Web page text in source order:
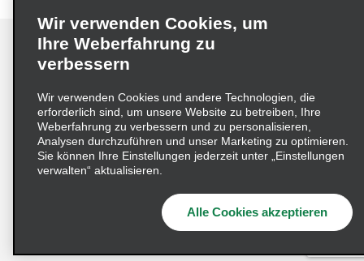
Impressum Nutzungsbedingungen
Datenschutzrichtlinie
Cookie-Richtlinie
Datenschutzoptionen
Lieferkettensorgfaltspflichtengesetz (LkSG) Grundsatzerklärung
Beschwerdeverfahren nach dem
© 2026 Enterprise Holdings, Inc. Alle Rechte vorbehalten
Wir verwenden Cookies, um
Ihre Weberfahrung zu
verbessern
Wir verwenden Cookies und andere Technologien, die
erforderlich sind, um unsere Website zu betreiben, Ihre
Weberfahrung zu verbessern und zu personalisieren,
Analysen durchzuführen und unser Marketing zu optimieren.
Sie können Ihre Einstellungen jederzeit unter „Einstellungen
verwalten“ aktualisieren.
Alle Cookies akzeptieren